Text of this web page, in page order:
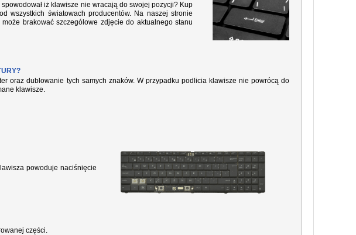
iż klawisze nie wracają do swojej pozycji? Kup
wszystkich światowach producentów. Na naszej stronie
brakować szczególowe zdjęcie do aktualnego stanu
oraz dublowanie tych samych znaków. W przypadku podlicia klawisze nie powrócą do
klawisze.
powoduje naciśnięcie
części.